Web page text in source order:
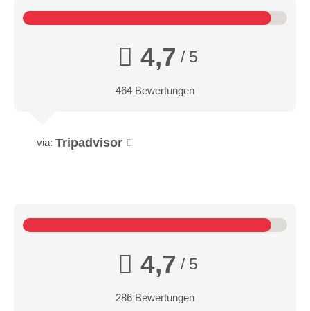
4,7 / 5
464 Bewertungen
via: Tripadvisor
4,7 / 5
286 Bewertungen